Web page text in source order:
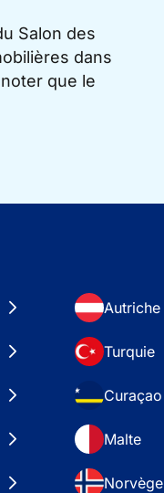
Salon des
dans
que le
Autriche
Turquie
Curaçao
Malte
Norvège